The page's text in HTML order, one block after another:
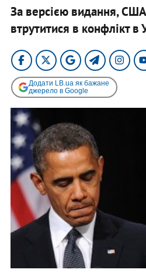
За версією видання,
втрутитися в конфлікт в
Додати LB.ua як бажане
джерело в Google